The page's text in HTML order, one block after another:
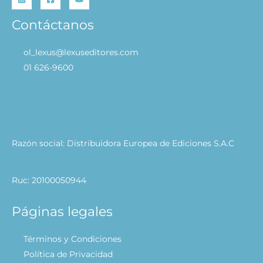
Contáctanos
ol_lexus@lexuseditores.com
01 626-9600
Razón social: Distribuidora Europea de Ediciones S.A.C
Ruc: 20100050944
Páginas legales
Términos y Condiciones
Política de Privacidad